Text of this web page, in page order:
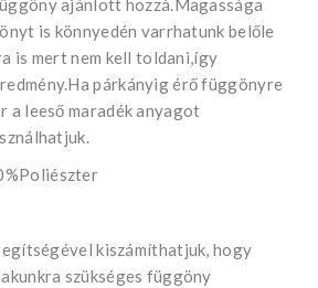
ajánlott hozzá.Magassága
is könnyedén varrhatunk belőle
is mert nem kell toldani,így
párkányig érő függönyre
a leeső maradék anyagot
kiszámíthatjuk, hogy
szükséges függöny